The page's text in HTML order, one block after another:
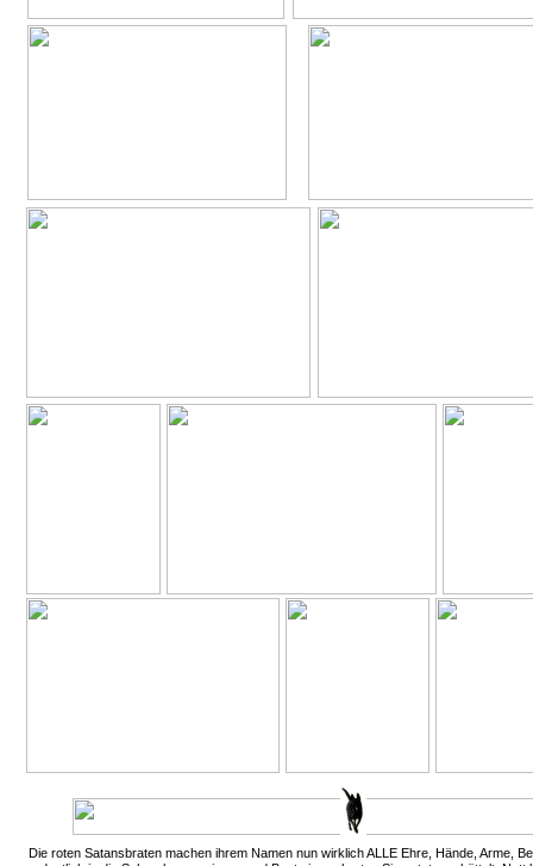
Die roten Satansbraten machen ihrem Namen nun wirklich ALLE Ehre, Hände, Arme,